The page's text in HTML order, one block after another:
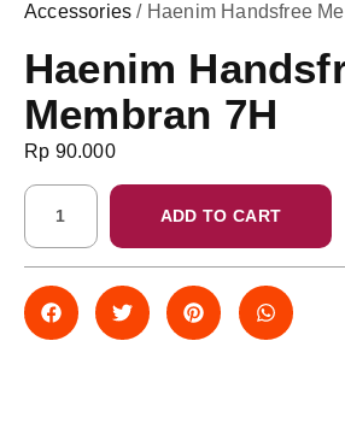
Accessories / Haenim Handsfree
Haenim
Membran 7H
Rp 90.000
ADD TO CART